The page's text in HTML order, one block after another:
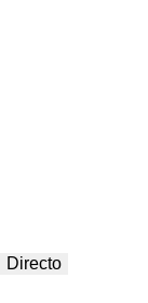
Directo